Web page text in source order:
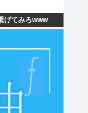
げてみろwww